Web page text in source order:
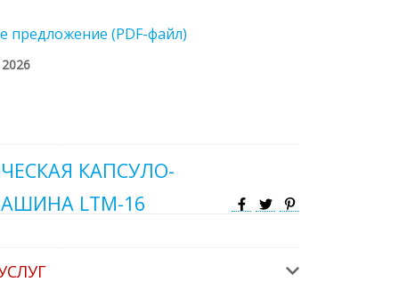
предложение (PDF-файл)
КАПСУЛО-
LTM-16